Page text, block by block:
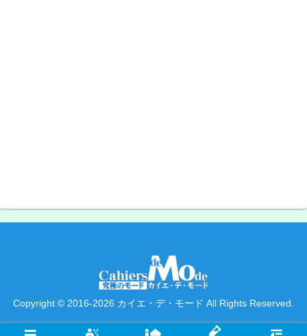
Copyright © 2016-2026 カイエ・デ・モード All Rights Reserved.